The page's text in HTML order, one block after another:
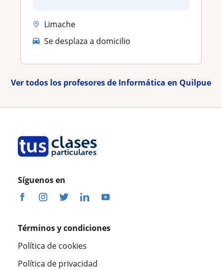
Limache
Se desplaza a domicilio
Ver todos los profesores de Informática en Quilpue
Síguenos en
Términos y condiciones
Política de cookies
Política de privacidad